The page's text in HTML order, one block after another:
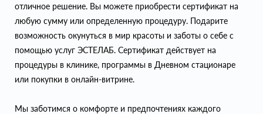
отличное решение. Вы можете приобрести сертификат на
любую сумму или определенную процедуру. Подарите
возможность окунуться в мир красоты и заботы о себе с
помощью услуг ЭСТЕЛАБ. Сертификат действует на
процедуры в клинике, программы в Дневном стационаре
или покупки в онлайн-витрине.
Мы заботимся о комфорте и предпочтениях каждого